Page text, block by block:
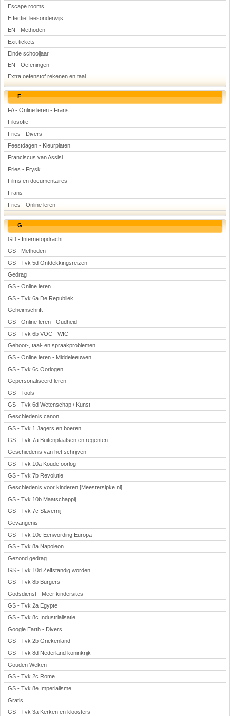
Escape rooms
Effectief leesonderwijs
EN - Methoden
Exit tickets
Einde schooljaar
EN - Oefeningen
Extra oefenstof rekenen en taal
F
FA - Online leren - Frans
Filosofie
Fries - Divers
Feestdagen - Kleurplaten
Franciscus van Assisi
Fries - Frysk
Films en documentaires
Frans
Fries - Online leren
G
GD - Internetopdracht
GS - Methoden
GS - Tvk 5d Ontdekkingsreizen
Gedrag
GS - Online leren
GS - Tvk 6a De Republiek
Geheimschrift
GS - Online leren - Oudheid
GS - Tvk 6b VOC - WIC
Gehoor-, taal- en spraakproblemen
GS - Online leren - Middeleeuwen
GS - Tvk 6c Oorlogen
Gepersonaliseerd leren
GS - Tools
GS - Tvk 6d Wetenschap / Kunst
Geschiedenis canon
GS - Tvk 1 Jagers en boeren
GS - Tvk 7a Buitenplaatsen en regenten
Geschiedenis van het schrijven
GS - Tvk 10a Koude oorlog
GS - Tvk 7b Revolutie
Geschiedenis voor kinderen [Meestersipke.nl]
GS - Tvk 10b Maatschappij
GS - Tvk 7c Slavernij
Gevangenis
GS - Tvk 10c Eenwording Europa
GS - Tvk 8a Napoleon
Gezond gedrag
GS - Tvk 10d Zelfstandig worden
GS - Tvk 8b Burgers
Godsdienst - Meer kindersites
GS - Tvk 2a Egypte
GS - Tvk 8c Industrialisatie
Google Earth - Divers
GS - Tvk 2b Griekenland
GS - Tvk 8d Nederland koninkrijk
Gouden Weken
GS - Tvk 2c Rome
GS - Tvk 8e Imperialisme
Gratis
GS - Tvk 3a Kerken en kloosters